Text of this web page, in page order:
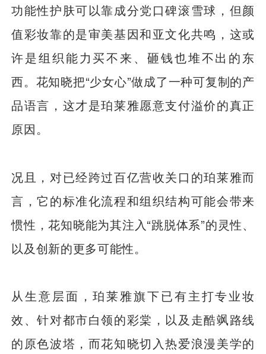
功能性护肤可以靠成分党口碑滚雪球，但颜
值彩妆靠的是审美基因和亚文化共鸣，这或
许是组织能力买不来、砸钱也堆不出的东
西。花知晓把“少女心”做成了一种可复制的产
品语言，这才是珀莱雅愿意支付溢价的真正
原因。
况且，对已经跨过百亿营收关口的珀莱雅而
言，它的标准化流程和组织结构可能会带来
惯性，花知晓能为其注入“跳脱体系”的灵性、
以及创新的更多可能性。
从生意层面，珀莱雅旗下已有主打专业妆
效、针对都市白领的彩棠，以及走酷飒路线
的原色波塔，而花知晓切入热爱浪漫美学的